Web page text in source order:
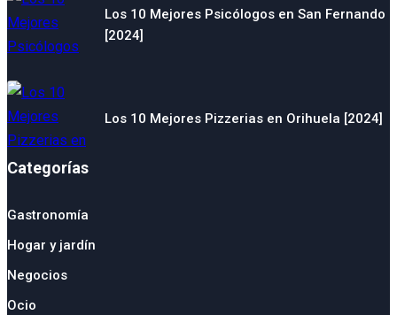
Los 10 Mejores Psicólogos en San Fernando
[2024]
Los 10 Mejores Pizzerias en Orihuela [2024]
Categorías
Gastronomía
Hogar y jardín
Negocios
Ocio